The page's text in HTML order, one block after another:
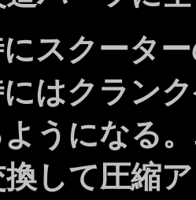
にスクータ
にはクラン
うになる
換して圧縮